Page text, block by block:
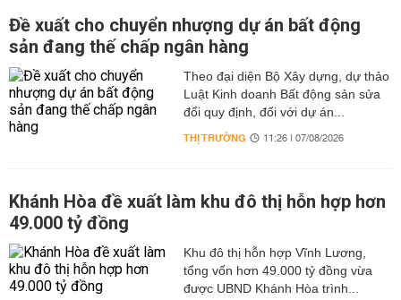
Đề xuất cho chuyển nhượng dự án bất động
sản đang thế chấp ngân hàng
Theo đại diện Bộ Xây dựng, dự thảo
Luật Kinh doanh Bất động sản sửa
đổi quy định, đối với dự án...
THỊ TRƯỜNG 11:26 | 07/08/2026
Khánh Hòa đề xuất làm khu đô thị hỗn hợp hơn
49.000 tỷ đồng
Khu đô thị hỗn hợp Vĩnh Lương,
tổng vốn hơn 49.000 tỷ đồng vừa
được UBND Khánh Hòa trình...